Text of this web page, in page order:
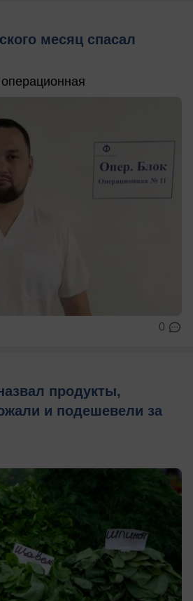
месяц спасал
0
продукты,
и подешевели за